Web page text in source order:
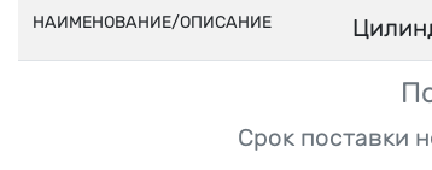
НАИМЕНОВАНИЕ/ОПИСАНИЕ
Срок поставки